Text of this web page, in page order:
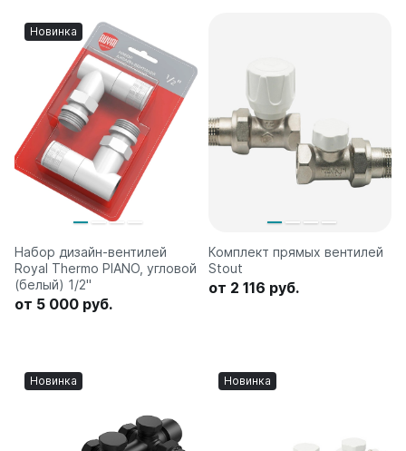
Новинка
Набор дизайн-вентилей
Royal Thermo PIANO, угловой
(белый) 1/2"
от 5 000 руб.
Комплект прямых вентилей
Stout
от 2 116 руб.
Новинка Новинка